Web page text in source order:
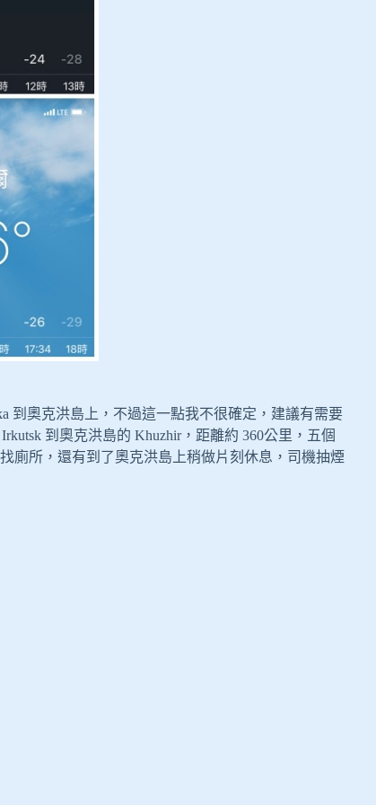
到奧克洪島上，不過這一點我不很確定，建議有需要
到奧克洪島的 Khuzhir，距離約 360公里，五個
廁所，還有到了奧克洪島上稍做片刻休息，司機抽煙